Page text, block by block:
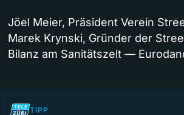
Jöel Meier, Präsident Verein
Marek Krynski, Gründer der
Bilanz am Sanitätszelt —
TIPP